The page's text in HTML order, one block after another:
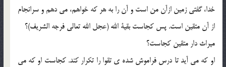
خدا، گفتی زمین ازآن من است و آن را به هر که خواهم، می دهم و سرانجام
از آن متقین است. پس کجاست بقیة الله (عجل الله تعالی فرجه الشریف)؟
میراث دار متقین کجاست؟
او که می آید تا درس فراموش شده ی تقوا را تکرار کند. کجاست او که می